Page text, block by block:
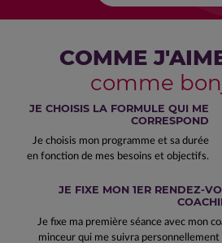
COMME
comme
JE CHOISIS LA FORMULE QUI ME
CORRESPOND
Je choisis mon programme et sa durée
en fonction de mes besoins et objectifs.
JE FIXE MON 1ER RENDEZ-
Je fixe ma première séance avec mon
minceur qui me suivra personnellement